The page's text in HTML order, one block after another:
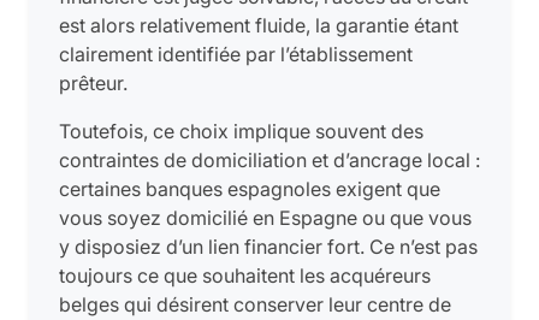
est alors relativement fluide, la garantie étant
clairement identifiée par l’établissement
prêteur.
Toutefois, ce choix implique souvent des
contraintes de domiciliation et d’ancrage local :
certaines banques espagnoles exigent que
vous soyez domicilié en Espagne ou que vous
y disposiez d’un lien financier fort. Ce n’est pas
toujours ce que souhaitent les acquéreurs
belges qui désirent conserver leur centre de